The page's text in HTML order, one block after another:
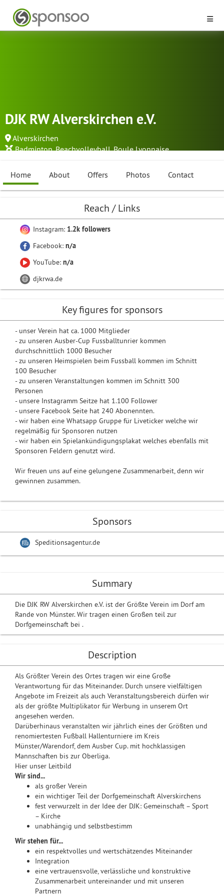
DJK RW Alverskirchen e.V.
Alverskirchen
Badminton,Beachvolleyball,Boule Lyonnaise...
Home About Offers Photos Contact
Summary
Die DJK RW Alverskirchen e.V. ist der Größte Verein im Dorf am
Rande von Münster. Wir tragen einen Großen teil zur
Dorfgemeinschaft bei .
Description
Als Größter Verein des Ortes tragen wir eine Große
Verantwortung für das Miteinander. Durch unsere vielfältigen
Angebote im Freizeit als auch Veranstaltungsbereich dürfen wir
als der größte Multiplikator für Werbung in unserem Ort
angesehen werden.
Darüberhinaus veranstalten wir jährlich eines der Größten und
renomiertesten Fußball Hallenturniere im Kreis
Münster/Warendorf, dem Ausber Cup. mit hochklassigen
Mannschaften bis zur Oberliga.
Hier unser Leitbild
Wir sind...
als großer Verein
ein wichtiger Teil der Dorfgemeinschaft Alverskirchens
fest verwurzelt in der Idee der DJK: Gemeinschaft – Sport
– Kirche
unabhängig und selbstbestimm
Wir stehen für...
ein respektvolles und wertschätzendes Miteinander
Integration
eine vertrauensvolle, verlässliche und konstruktive
Zusammenarbeit untereinander und mit unseren
Partnern
Reach / Links
Instagram: 1.2k followers
Facebook: n/a
YouTube: n/a
djkrwa.de
Key figures for sponsors
- unser Verein hat ca. 1000 Mitglieder
- zu unseren Ausber-Cup Fussballtunrier kommen
durchschnittlich 1000 Besucher
- zu unseren Heimspielen beim Fussball kommen im Schnitt
100 Besucher
- zu unseren Veranstaltungen kommen im Schnitt 300
Personen
- unsere Instagramm Seitze hat 1.100 Follower
- unsere Facebook Seite hat 240 Abonennten.
- wir haben eine Whatsapp Gruppe für Liveticker welche wir
regelmäßig für Sponsoren nutzen
- wir haben ein Spielankündigungsplakat welches ebenfalls mit
Sponsoren Feldern genutzt wird.
Wir freuen uns auf eine gelungene Zusammenarbeit, denn wir
gewinnen zusammen.
Sponsors
Speditionsagentur.de